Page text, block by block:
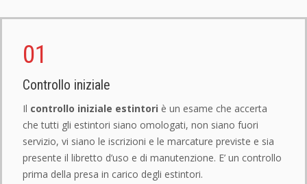
01
Controllo iniziale
Il controllo iniziale estintori è un esame che accerta
che tutti gli estintori siano omologati, non siano fuori
servizio, vi siano le iscrizioni e le marcature previste e sia
presente il libretto d’uso e di manutenzione. E’ un controllo
prima della presa in carico degli estintori.